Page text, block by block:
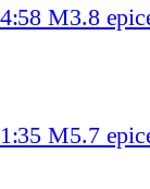
M3.8
M5.7